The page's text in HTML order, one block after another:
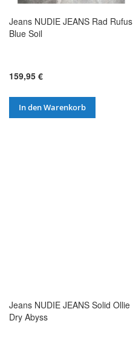
Jeans NUDIE JEANS Rad Rufus
Blue Soil
159,95 €
In den Warenkorb
Jeans NUDIE JEANS Solid Ollie
Dry Abyss